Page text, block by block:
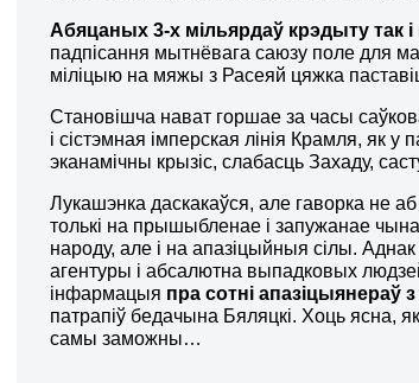
Абяцаных 3-х мільярдаў крэдыту так
падпісання мытнёвага саюзу поле для
міліцыю на мяжы з Расеяй цяжка
Становішча нават горшае за часы
і сістэмная імперская лінія Крамля, як
эканамічны крызіс, слабасць Захаду,
Лукашэнка даскакаўся, але гаворка не
толькі на прышыбленае і запужанае
народу, але і на апазіцыйныя сілы.
агентуры і абсалютна выпадковых
інфармацыя пра сотні апазіцыянераў
патрапіў бедачына Бяляцкі. Хоць ясна,
самы заможны…